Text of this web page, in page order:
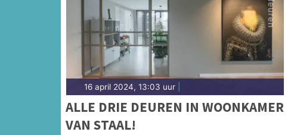
16 april 2024, 13:03 uur
ALLE DRIE DEUREN IN WOONKAMER
VAN STAAL!